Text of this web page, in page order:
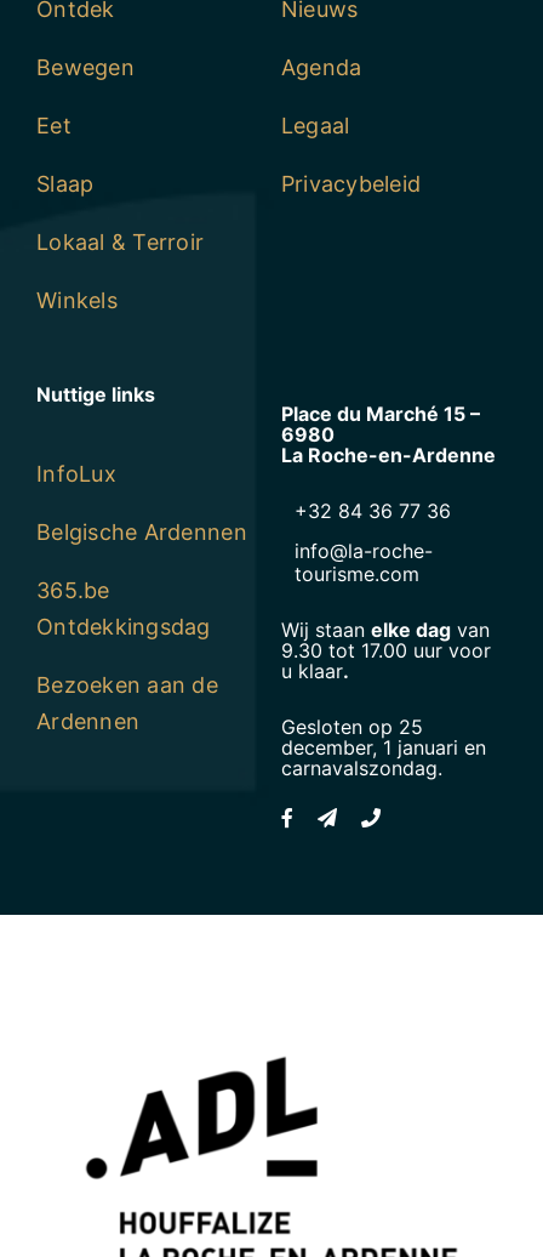
Ontdek
Bewegen
Eet
Slaap
Lokaal & Terroir
Winkels
Nieuws
Agenda
Legaal
Privacybeleid
Nuttige links
InfoLux
Belgische Ardennen
365.be
Ontdekkingsdag
Bezoeken aan de
Ardennen
Place du Marché 15 –
6980
La Roche-en-Ardenne
+32 84 36 77 36
info@la-roche-
tourisme.com
Wij staan elke dagvan
9.30 tot 17.00 uur voor
u klaar.
Gesloten op 25
december, 1 januari en
carnavalszondag.